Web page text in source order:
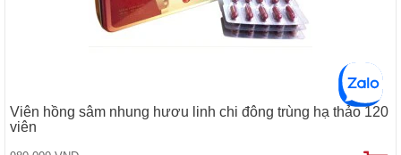
Viên hồng sâm nhung hươu linh chi đông trùng hạ thảo 120
viên